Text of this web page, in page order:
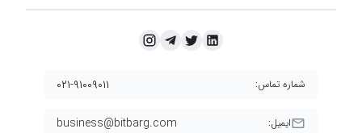
ایمیل: business@bitbarg.com
شماره تماس: ۰۲۱-۹۱۰۰۹۰۱۱